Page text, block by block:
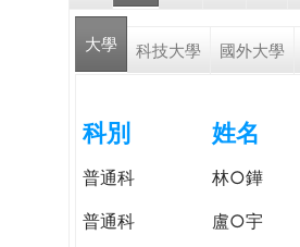
r
e
大學 科技大學 國外大學
科別 姓名
普通科 林○鏵
普通科
盧○宇